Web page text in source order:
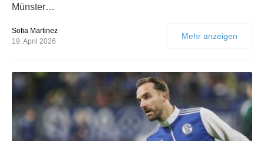
Münster…
Sofia Martinez
19. April 2026
Mehr anzeigen